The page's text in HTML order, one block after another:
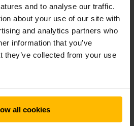
and to analyse our traffic.
about your use of our site with
and analytics partners who
information that you’ve
they’ve collected from your use
all cookies
President Industrial Automation
Hij bekleedt deze functie
tot 2018 vervulde hij verschillende
het Amerikaanse Danaher Group,
als President van Esko.